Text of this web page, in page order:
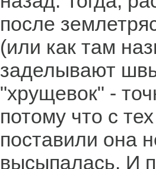
после
(или как там
заделывают
"хрущевок" -
потому что с
поставили она
высыпалась. И